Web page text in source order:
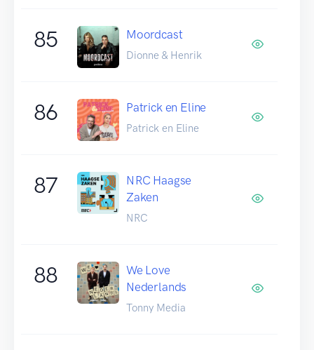
85 Moordcast
Dionne & Henrik
86 Patrick en Eline
Patrick en Eline
87
NRC Haagse
Zaken
NRC
88
We Love
Nederlands
Tonny Media